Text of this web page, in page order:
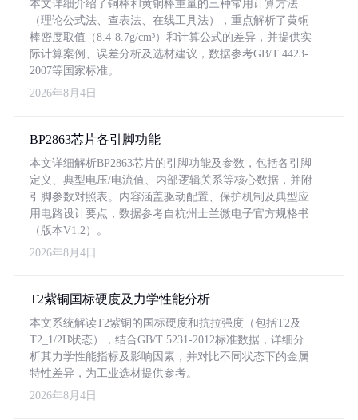
本文详细介绍了铜棒和黄铜棒重量的三种常用计算方法
（理论公式法、查表法、在线工具法），重点解析了黄铜
棒密度取值（8.4-8.7g/cm³）和计算公式的差异，并提供实
际计算案例、误差分析及选材建议，数据参考GB/T 4423-
2007等国家标准。
2026年8月4日
BP2863芯片各引脚功能
本文详细解析BP2863芯片的引脚功能及参数，包括各引脚
定义、典型电压/电流值、内部逻辑关系等核心数据，并附
引脚参数对照表。内容涵盖驱动配置、保护机制及典型应
用电路设计要点，数据参考自杭州士兰微电子官方规格书
（版本V1.2）。
2026年8月4日
T2紫铜国标硬度及力学性能分析
本文系统解读T2紫铜的国标硬度和抗拉强度（包括T2及
T2_1/2H状态），结合GB/T 5231-2012标准数据，详细分
析其力学性能指标及影响因素，并对比不同状态下的金属
特性差异，为工业选材提供参考。
2026年8月4日